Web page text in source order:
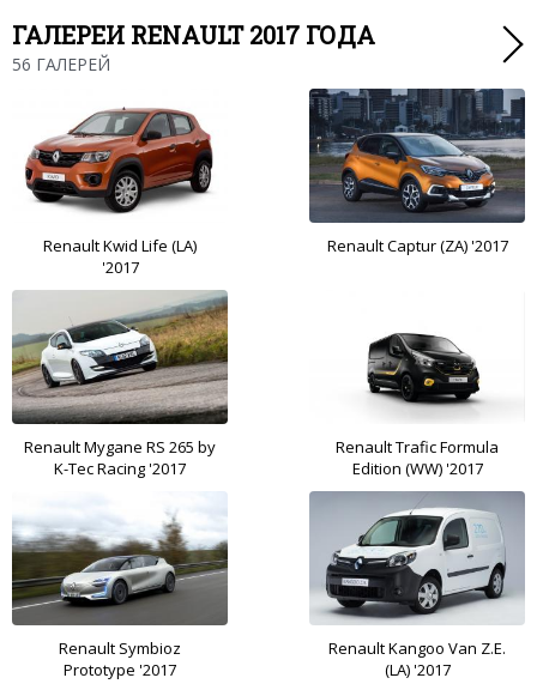
ГАЛЕРЕИ RENAULT 2017 ГОДА
56 ГАЛЕРЕЙ
Renault Kwid Life (LA)
'2017
Renault Captur (ZA) '2017
Renault Mуgane RS 265 by
K-Tec Racing '2017
Renault Trafic Formula
Edition (WW) '2017
Renault Symbioz
Prototype '2017
Renault Kangoo Van Z.E.
(LA) '2017